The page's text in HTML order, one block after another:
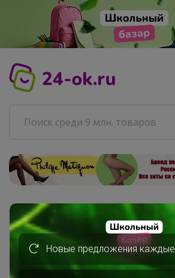
Главная
Совместные покупки
АРХИВ СП
Товары для дома
Новые предложения каждые